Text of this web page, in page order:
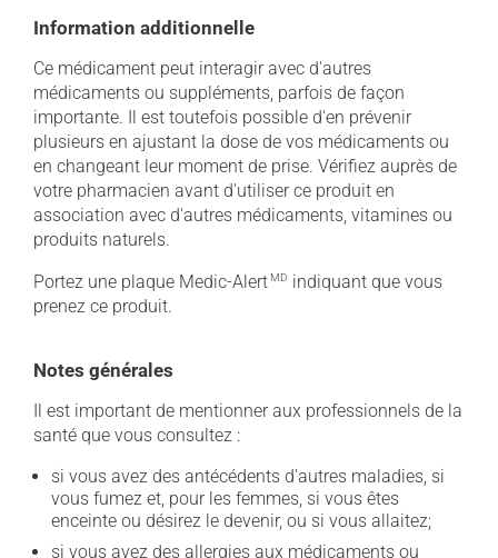
Information additionnelle
Ce médicament peut interagir avec d'autres
médicaments ou suppléments, parfois de façon
importante. Il est toutefois possible d'en prévenir
plusieurs en ajustant la dose de vos médicaments ou
en changeant leur moment de prise. Vérifiez auprès de
votre pharmacien avant d'utiliser ce produit en
association avec d'autres médicaments, vitamines ou
produits naturels.
Portez une plaque Medic-Alert MD indiquant que vous
prenez ce produit.
Notes générales
Il est important de mentionner aux professionnels de la
santé que vous consultez :
si vous avez des antécédents d'autres maladies, si
vous fumez et, pour les femmes, si vous êtes
enceinte ou désirez le devenir, ou si vous allaitez;
si vous avez des allergies aux médicaments ou